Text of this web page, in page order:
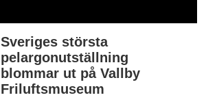
Sveriges största
pelargonutställning
blommar ut på Vallby
Friluftsmuseum